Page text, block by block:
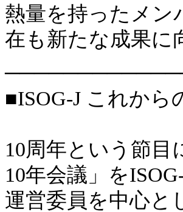
熱量を持ったメン
在も新たな成果に
■ISOG-J これから
10周年という節
10年会議」を
運営委員を中心と